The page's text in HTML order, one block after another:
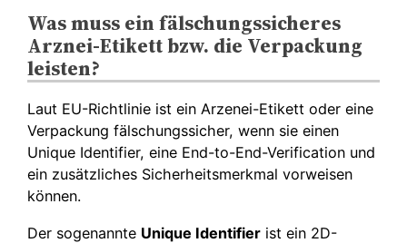
Was muss ein fälschungssicheres
Arznei-Etikett bzw. die Verpackung
leisten?
Laut EU-Richtlinie ist ein Arzenei-Etikett oder eine
Verpackung fälschungssicher, wenn sie einen
Unique Identifier, eine End-to-End-Verification und
ein zusätzliches Sicherheitsmerkmal vorweisen
können.
Der sogenannte Unique Identifier ist ein 2D-